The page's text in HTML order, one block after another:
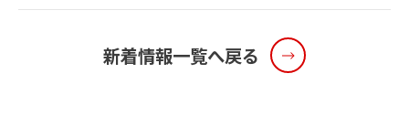
新着情報一覧へ戻る